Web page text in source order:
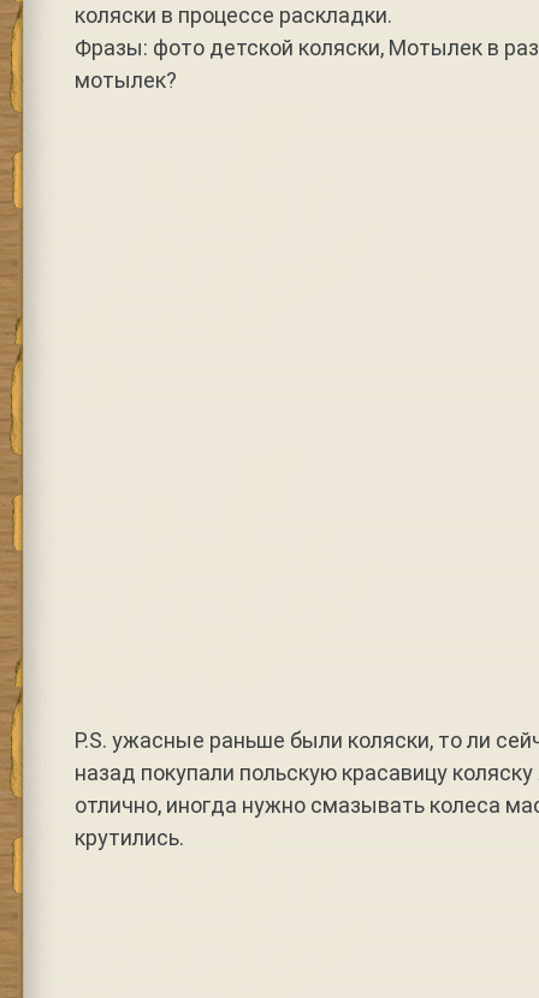
коляски в процессе раскладки.
Фразы: фото детской коляски, Мотылек в
мотылек?
P.S. ужасные раньше были коляски, то ли
назад покупали польскую красавицу
отлично, иногда нужно смазывать колеса
крутились.